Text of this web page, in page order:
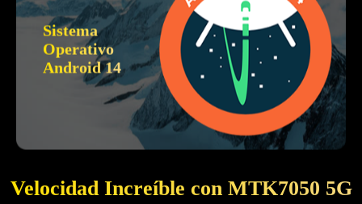
Sistema
Operativo
Android 14
Velocidad Increíble con MTK7050 5G